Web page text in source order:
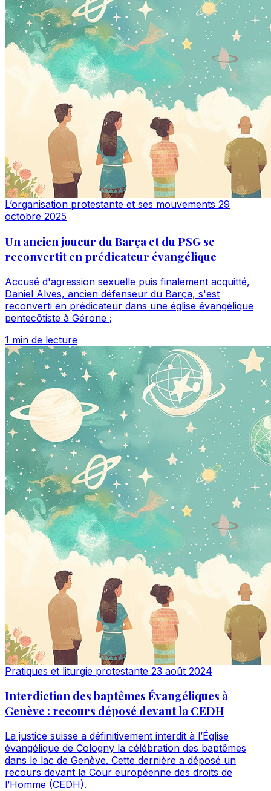
L’organisation protestante et ses mouvements 29
octobre 2025
Un ancien joueur du Barça et du PSG se
reconvertit en prédicateur évangélique
Accusé d'agression sexuelle puis finalement acquitté,
Daniel Alves, ancien défenseur du Barça, s'est
reconverti en prédicateur dans une église évangélique
pentecôtiste à Gérone ;
1 min de lecture
Pratiques et liturgie protestante 23 août 2024
Interdiction des baptêmes Évangéliques à
Genève : recours déposé devant la CEDH
La justice suisse a définitivement interdit à l’Église
évangélique de Cologny la célébration des baptêmes
dans le lac de Genève. Cette dernière a déposé un
recours devant la Cour européenne des droits de
l’Homme (CEDH).